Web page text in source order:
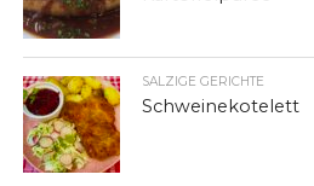
SALZIGE GERICHTE
Schweinekotelett